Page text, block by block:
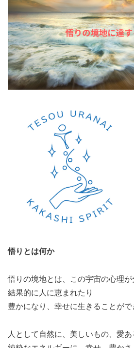
悟りとは何か
悟りの境地とは、この宇宙の心理が
結果的に人に恵まれたり
豊かになり、幸せに生きることがで
人として自然に、美しいもの、愛あ